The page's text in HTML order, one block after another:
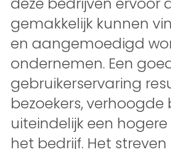
gemakkelijk kunnen
en aangemoedigd
ondernemen. Een
gebruikerservaring
bezoekers,
uiteindelijk een
het bedrijf. Het